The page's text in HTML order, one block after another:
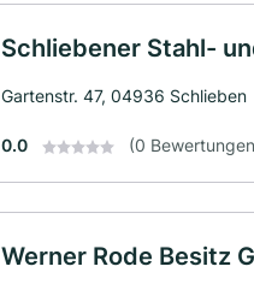
Schliebener Stahl-
Gartenstr. 47, 04936 Schlieben
0.0 (0
Werner Rode Besitz